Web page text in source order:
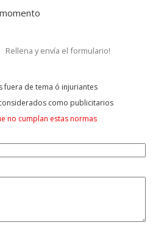
Rellena y envía el formulario!
fuera de tema ó injuriantes
como publicitarios
no cumplan estas normas